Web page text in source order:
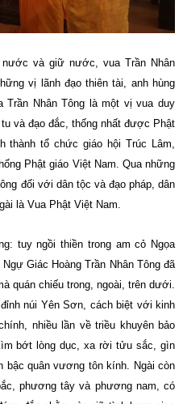
và giữ nước, vua Trần Nhân
vị lãnh đạo thiên tài, anh hùng
Nhân Tông là một vị vua duy
và đạo đắc, thống nhất được Phật
tổ chức giáo hội Trúc Lâm,
Phật giáo Việt Nam. Qua những
đối với dân tộc và đạo pháp, dân
là Vua Phật Việt Nam.
tuy ngồi thiền trong am cỏ Ngọa
Giác Hoàng Trần Nhân Tông đã
quán chiếu trong, ngoài, trên dưới.
núi Yên Sơn, cách biệt với kinh
nhiều lần về triều khuyên bảo
bớt lòng dục, xa rời tửu sắc, gìn
quân vương tôn kính. Ngài còn
phương tây và phương nam, có